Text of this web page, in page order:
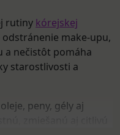
rutiny kórejskej
make-upu,
a nečistôt pomáha
starostlivosti a
peny, gély aj